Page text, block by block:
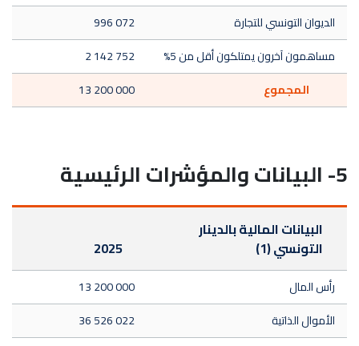
الديوان التونسي للتجارة
996 072
مساهمون آخرون يمتلكون أقل من 5%
2 142 752
المجموع
13 200 000
5- البيانات والمؤشرات الرئيسية
البيانات المالية بالدينار
التونسي (1)
2025
رأس المال
13 200 000
الأموال الذاتية
36 526 022